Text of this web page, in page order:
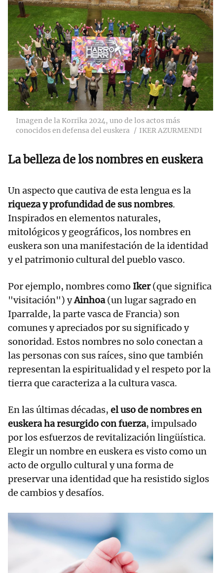
Imagen de la Korrika 2024, uno de los actos más
conocidos en defensa del euskera
IKER AZURMENDI
La belleza de los nombres en euskera
Un aspecto que cautiva de esta lengua es la
riqueza y profundidad de sus nombres.
Inspirados en elementos naturales,
mitológicos y geográficos, los nombres en
euskera son una manifestación de la identidad
y el patrimonio cultural del pueblo vasco.
Por ejemplo, nombres como Iker(que significa
"visitación") yAinhoa(un lugar sagrado en
Iparralde, la parte vasca de Francia) son
comunes y apreciados por su significado y
sonoridad. Estos nombres no solo conectan a
las personas con sus raíces, sino que también
representan la espiritualidad y el respeto por la
tierra que caracteriza a la cultura vasca.
En las últimas décadas, el uso de nombres en
euskera ha resurgido con fuerza, impulsado
por los esfuerzos de revitalización lingüística.
Elegir un nombre en euskera es visto como un
acto de orgullo cultural y una forma de
preservar una identidad que ha resistido siglos
de cambios y desafíos.